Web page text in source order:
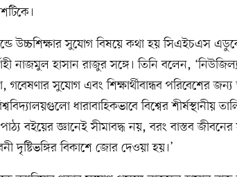
উচ্চশিক্ষার সুযোগ বিষয়ে কথা হয় সিএইচএস
নাজমুল হাসান রাজুর সঙ্গে। তিনি বলেন,
সুযোগ এবং শিক্ষার্থীবান্ধব পরিবেশের জন্য
ধারাবাহিকভাবে বিশ্বের শীর্ষস্থানীয়
বইয়ের জ্ঞানেই সীমাবদ্ধ নয়, বরং বাস্তব
দৃষ্টিভঙ্গির বিকাশে জোর দেওয়া হয়।’